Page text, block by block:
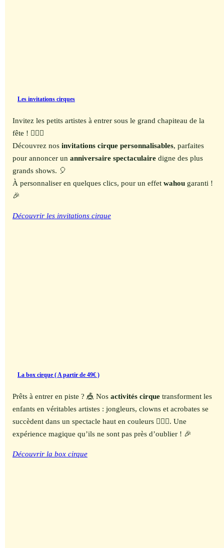
Les invitations cirques
Invitez les petits artistes à entrer sous le grand chapiteau de la
fête ! 🤹‍♀️✨
Découvrez nos invitations cirque personnalisables, parfaites
pour annoncer un anniversaire spectaculaire digne des plus
grands shows. 🎈
À personnaliser en quelques clics, pour un effet wahou garanti !
🎉
Découvrir les invitations cirque
La box cirque ( A partir de 49€ )
Prêts à entrer en piste ? 🎪 Nos activités cirque transforment les
enfants en véritables artistes : jongleurs, clowns et acrobates se
succèdent dans un spectacle haut en couleurs 🤹‍♂️✨. Une
expérience magique qu’ils ne sont pas près d’oublier ! 🎉
Découvrir la box cirque